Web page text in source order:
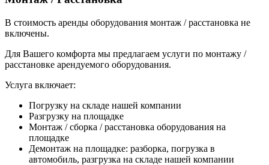
В стоимость аренды оборудования монтаж / расстановка не
включены.
Для Вашего комфорта мы предлагаем услуги по монтажу /
расстановке арендуемого оборудования.
Услуга включает:
Погрузку на складе нашей компании
Разгрузку на площадке
Монтаж / сборка / расстановка оборудования на
площадке
Демонтаж на площадке: разборка, погрузка в
автомобиль, разгрузка на складе нашей компании